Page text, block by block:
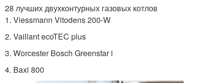
Котёл в деревянном
28 лучших двухконтурных газовых котлов
1. Viessmann Vitodens 200-W
2. Vaillant ecoTEC plus
3. Worcester Bosch Greenstar i
4. Baxi 800